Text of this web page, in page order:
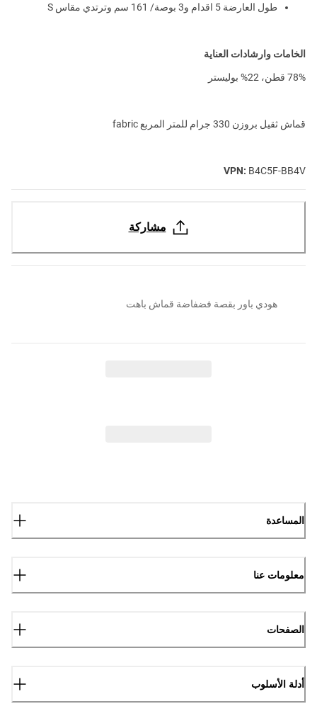
طول العارضة 5 اقدام و3 بوصة/ 161 سم وترتدي مقاس S
الخامات وارشادات العناية
78% قطن، 22% بوليستر
قماش ثقيل بروزن 330 جرام للمتر المربع fabric
VPN: B4C5F-BB4V
مشاركة
هودي باور بقصة فضفاضة قماش باهت
المساعدة
معلومات عنا
الصفحات
أدلة الأسلوب